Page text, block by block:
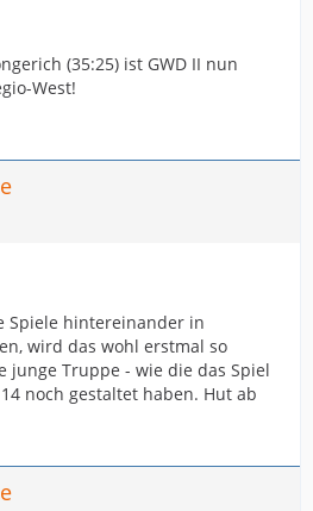
(35:25) ist GWD II nun
West!
Spiele hintereinander in
wird das wohl erstmal so
junge Truppe - wie die das Spiel
noch gestaltet haben. Hut ab